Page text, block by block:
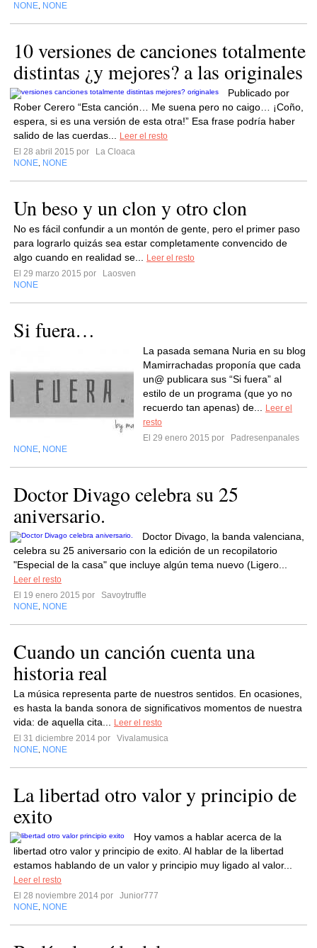
NONE NONE
10 versiones de canciones totalmente
distintas ¿y mejores? a las originales
Publicado por
Rober Cerero “Esta canción… Me suena pero no caigo… ¡Coño,
espera, si es una versión de esta otra!” Esa frase podría haber
salido de las cuerdas...
Leer el resto
El 28 abril 2015 por
La Cloaca
NONE NONE
Un beso y un clon y otro clon
No es fácil confundir a un montón de gente, pero el primer paso
para lograrlo quizás sea estar completamente convencido de
algo cuando en realidad se...
Leer el resto
El 29 marzo 2015 por
Laosven
NONE
Si fuera…
La pasada semana Nuria en su blog
Mamirrachadas proponía que cada
un@ publicara sus “Si fuera” al
estilo de un programa (que yo no
recuerdo tan apenas) de...
Leer el
resto
El 29 enero 2015 por
Padresenpanales
NONE NONE
Doctor Divago celebra su 25
aniversario.
Doctor Divago, la banda valenciana,
celebra su 25 aniversario con la edición de un recopilatorio
"Especial de la casa" que incluye algún tema nuevo (Ligero...
Leer el resto
El 19 enero 2015 por
Savoytruffle
NONE NONE
Cuando un canción cuenta una
historia real
La música representa parte de nuestros sentidos. En ocasiones,
es hasta la banda sonora de significativos momentos de nuestra
vida: de aquella cita...
Leer el resto
El 31 diciembre 2014 por
Vivalamusica
NONE NONE
La libertad otro valor y principio de
exito
Hoy vamos a hablar acerca de la
libertad otro valor y principio de exito. Al hablar de la libertad
estamos hablando de un valor y principio muy ligado al valor...
Leer el resto
El 28 noviembre 2014 por
Junior777
NONE NONE